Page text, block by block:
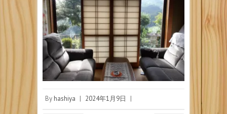
By hashiya | 2024年1月9日 |